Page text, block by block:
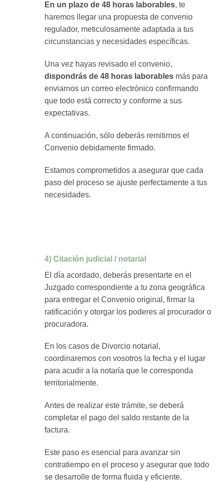
En un plazo de 48 horas laborables, te
haremos llegar una propuesta de convenio
regulador, meticulosamente adaptada a tus
circunstancias y necesidades específicas.
Una vez hayas revisado el convenio,
dispondrás de 48 horas laborables más para
enviarnos un correo electrónico confirmando
que todo está correcto y conforme a sus
expectativas.
A continuación, sólo deberás remitirnos el
Convenio debidamente firmado.
Estamos comprometidos a asegurar que cada
paso del proceso se ajuste perfectamente a tus
necesidades.
4) Citación judicial / notarial
El día acordado, deberás presentarte en el
Juzgado correspondiente a tu zona geográfica
para entregar el Convenio original, firmar la
ratificación y otorgar los poderes al procurador o
procuradora.
En los casos de Divorcio notarial,
coordinaremos con vosotros la fecha y el lugar
para acudir a la notaría que le corresponda
territorialmente.
Antes de realizar este trámite, se deberá
completar el pago del saldo restante de la
factura.
Este paso es esencial para avanzar sin
contratiempo en el proceso y asegurar que todo
se desarrolle de forma fluida y eficiente.